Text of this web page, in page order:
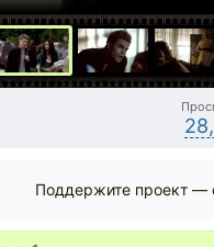
Поддержите проект —